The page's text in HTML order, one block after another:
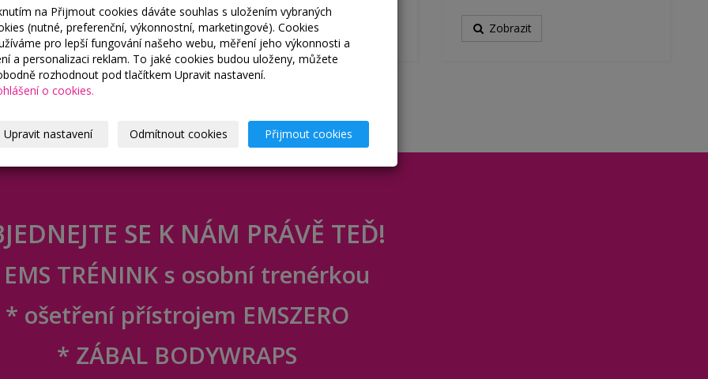
Zobrazit Zobrazit
SE K NÁM PRÁVĚ TEĎ!
TRÉNINK s osobní trenérkou
* ošetření přístrojem EMSZERO
* ZÁBAL BODYWRAPS
na Přijmout cookies dáváte souhlas s uložením vybraných
(nutné, preferenční, výkonnostní, marketingové). Cookies
pro lepší fungování našeho webu, měření jeho výkonnosti a
a personalizaci reklam. To jaké cookies budou uloženy, můžete
rozhodnout pod tlačítkem Upravit nastavení.
o cookies.
Upravit nastavení Odmítnout cookies Přijmout cookies